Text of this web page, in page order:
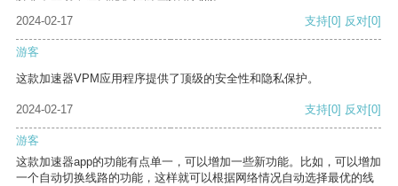
2024-02-17
支持[0] 反对[0]
游客
这款加速器VPM应用程序提供了顶级的安全性和隐私保护。
2024-02-17 支持[0] 反对[0]
游客
这款加速器app的功能有点单一，可以增加一些新功能。比如，可以增加
一个自动切换线路的功能，这样就可以根据网络情况自动选择最优的线